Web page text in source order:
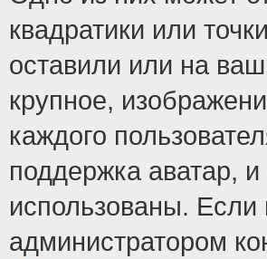
квадратики или
оставили или на
крупное,
каждого
поддержка аватар,
использованы. Если
администратором